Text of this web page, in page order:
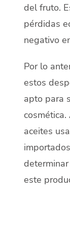
del fruto.
pérdidas
negativo
Por lo
estos
apto para
aceites
este